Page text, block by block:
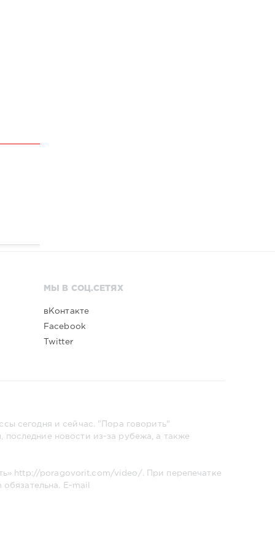
МЫ В СОЦ.СЕТЯХ
вКонтакте
Facebook
Twitter
сегодня и сейчас. "Пора говорить"
новости из-за рубежа, а также
http://poragovorit.com/video/
. При перепечатке
обязательна. E-mail